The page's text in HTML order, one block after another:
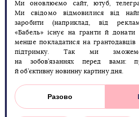
Ми оновлюємо сайт, ютуб,
Ми свідомо відмовилися від
заробити (наприклад, від
«Бабель» існує на гранти й донати
менше покладатися на
підтримку. Так ми зможемо
на зобов’язаннях перед вами:
й об’єктивну новинну картину дня.
Разово